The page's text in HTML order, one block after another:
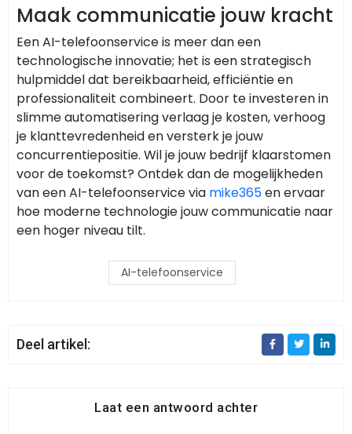
Maak communicatie jouw kracht
Een AI-telefoonservice is meer dan een
technologische innovatie; het is een strategisch
hulpmiddel dat bereikbaarheid, efficiëntie en
professionaliteit combineert. Door te investeren in
slimme automatisering verlaag je kosten, verhoog
je klanttevredenheid en versterk je jouw
concurrentiepositie. Wil je jouw bedrijf klaarstomen
voor de toekomst? Ontdek dan de mogelijkheden
van een AI-telefoonservice via mike365en ervaar
hoe moderne technologie jouw communicatie naar
een hoger niveau tilt.
AI-telefoonservice
Deel artikel:
Laat een antwoord achter